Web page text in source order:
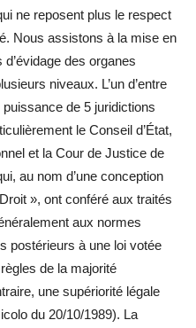
ne reposent plus le respect
Nous assistons à la mise en
d’évidage des organes
niveaux. L’un d’entre
de 5 juridictions
le Conseil d’État,
et la Cour de Justice de
au nom d’une conception
», ont conféré aux traités
aux normes
postérieurs à une loi votée
de la majorité
une supériorité légale
du 20/10/1989). La